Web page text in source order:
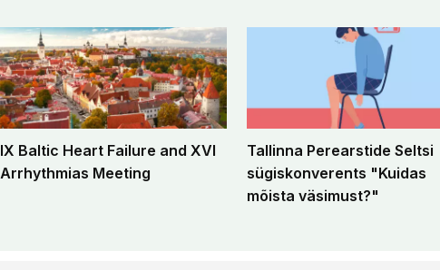
IX Baltic Heart Failure and XVI
Arrhythmias Meeting
Tallinna Perearstide Seltsi
sügiskonverents "Kuidas
mõista väsimust?"